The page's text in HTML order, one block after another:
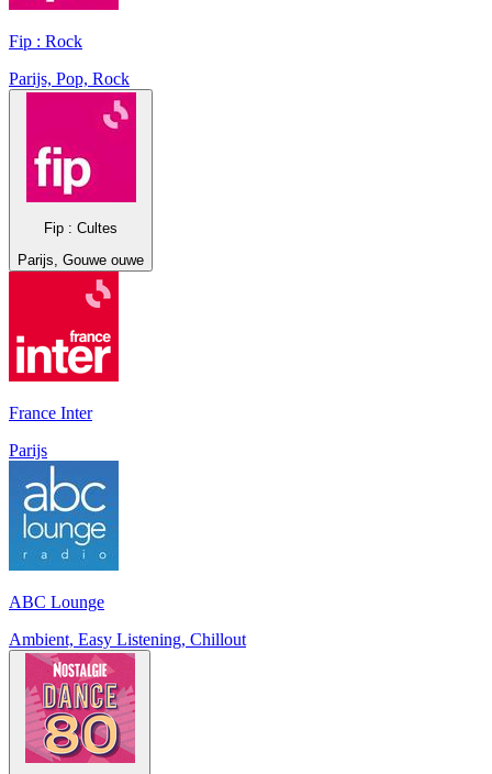
Fip : Rock
Parijs, Pop, Rock
Fip : Cultes
Parijs, Gouwe ouwe
France Inter
Parijs
ABC Lounge
Ambient, Easy Listening, Chillout